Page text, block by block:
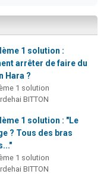
1 solution :
arrêter de faire du
Hara ?
1 solution
BITTON
1 solution : "Le
? Tous des bras
1 solution
BITTON